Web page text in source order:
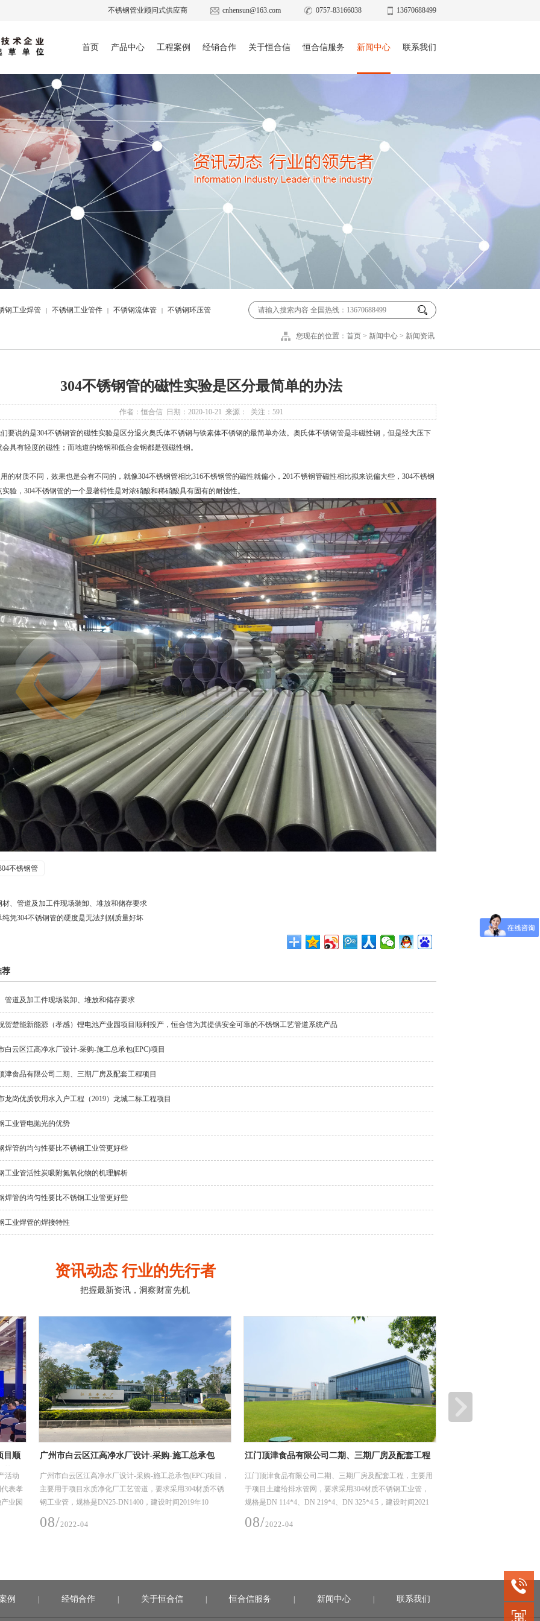
不锈钢管业顾问式供应商 cnhensun@163.com 0757-83166038 13670688499
首页 产品中心 工程案例 经销合作 关于恒合信 恒合信服务 新闻中心 联系我们
钢工业焊管 | 不锈钢工业管件 | 不锈钢流体管 | 不锈钢环压管
您现在的位置： 首页 > 新闻中心 > 新闻资讯
304不锈钢管的磁性实验是区分最简单的办法
作者：恒合信 日期：2020-10-21 来源： 关注： 591
说的是304不锈钢管的磁性实验是区分退火奥氏体不锈钢与铁素体不锈钢的最简单办法。奥氏体不锈钢管是非磁性钢，但是经大压下
具有轻度的磁性；而地道的铬钢和低合金钢都是强磁性钢。
材质不同，效果也是会有不同的，就像304不锈钢管相比316不锈钢管的磁性就偏小，201不锈钢管磁性相比拟来说偏大些， 304不锈钢
验， 304不锈钢管的一个显著特性是对浓硝酸和稀硝酸具有固有的耐蚀性。
不锈钢管
材、管道及加工件现场装卸、堆放和储存要求
纯凭304不锈钢管的硬度是无法判别质量好坏
荐
管道及加工件现场装卸、堆放和储存要求
贺楚能新能源（孝感）锂电池产业园项目顺利投产，恒合信为其提供安全可靠的不锈钢工艺管道系统产品
白云区江高净水厂设计-采购-施工总承包(EPC)项目
津食品有限公司二期、三期厂房及配套工程项目
龙岗优质饮用水入户工程（2019）龙城二标工程项目
工业管电抛光的优势
焊管的均匀性要比不锈钢工业管更好些
工业管活性炭吸附氮氧化物的机理解析
焊管的均匀性要比不锈钢工业管更好些
工业焊管的焊接特性
资讯动态 行业的先行者
把握最新资讯，洞察财富先机
目顺
活动
表孝
业园
广州市白云区江高净水厂设计-采购-施工总承包
广州市白云区江高净水厂设计-采购-施工总承包(EPC)项目，
主要用于项目水质净化厂工艺管道，要求采用304材质不锈
钢工业管，规格是DN25-DN1400，建设时间2019年10
08/2022-04
江门顶津食品有限公司二期、三期厂房及配套工程
江门顶津食品有限公司二期、三期厂房及配套工程，主要用
于项目土建给排水管网，要求采用304材质不锈钢工业管，
规格是DN 114*4、DN 219*4、DN 325*4.5，建设时间2021
08/2022-04
例 | 经销合作 | 关于恒合信 | 恒合信服务 | 新闻中心 | 联系我们